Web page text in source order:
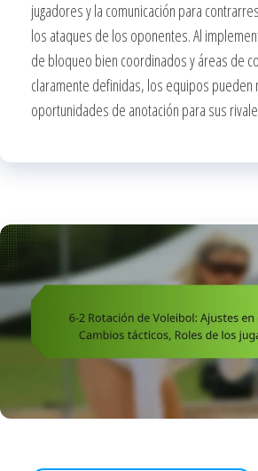
jugadores y la comunicación para
los ataques de los oponentes. Al
de bloqueo bien coordinados y áreas de
claramente definidas, los equipos pueden
oportunidades de anotación para sus